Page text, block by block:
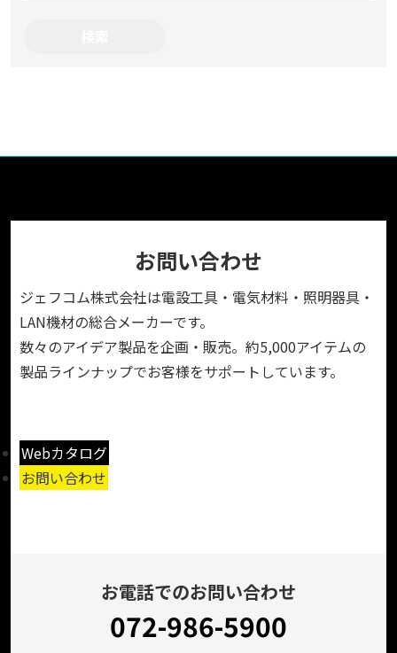
お問い合わせ
ジェフコム株式会社は電設工具・電気材料・照明器具・
LAN機材の総合メーカーです。
数々のアイデア製品を企画・販売。約5,000アイテムの
製品ラインナップでお客様をサポートしています。
Webカタログ
お問い合わせ
お電話でのお問い合わせ
072-986-5900